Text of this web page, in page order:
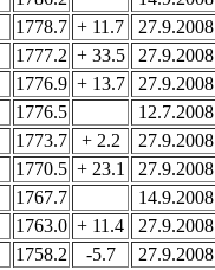
1778.7 + 11.7 27.9.2008
1777.2 + 33.5 27.9.2008
1776.9 + 13.7 27.9.2008
1776.5 12.7.2008
1773.7 + 2.2 27.9.2008
1770.5 + 23.1 27.9.2008
1767.7 14.9.2008
1763.0 + 11.4 27.9.2008
1758.2 -5.7 27.9.2008